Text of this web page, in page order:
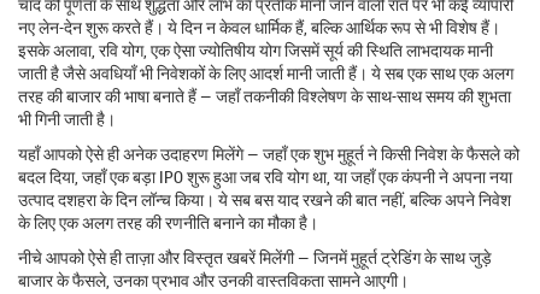
नए लेन-देन शुरू करते हैं। ये दिन न केवल धार्मिक हैं, बल्कि आर्थिक रूप से भी विशेष हैं।
इसके अलावा, रवि योग, एक ऐसा ज्योतिषीय योग जिसमें सूर्य की स्थिति लाभदायक मानी
जाती हैजैसे अवधियाँ भी निवेशकों के लिए आदर्श मानी जाती हैं। ये सब एक साथ एक अलग
तरह की बाजार की भाषा बनाते हैं — जहाँ तकनीकी विश्लेषण के साथ-साथ समय की शुभता
भी गिनी जाती है।
यहाँ आपको ऐसे ही अनेक उदाहरण मिलेंगे — जहाँ एक शुभ मुहूर्त ने किसी निवेश के फैसले को
बदल दिया, जहाँ एक बड़ा IPO शुरू हुआ जब रवि योग था, या जहाँ एक कंपनी ने अपना नया
उत्पाद दशहरा के दिन लॉन्च किया। ये सब बस याद रखने की बात नहीं, बल्कि अपने निवेश
के लिए एक अलग तरह की रणनीति बनाने का मौका है।
नीचे आपको ऐसे ही ताज़ा और विस्तृत खबरें मिलेंगी — जिनमें मुहूर्त ट्रेडिंग के साथ जुड़े
बाजार के फैसले, उनका प्रभाव और उनकी वास्तविकता सामने आएगी।